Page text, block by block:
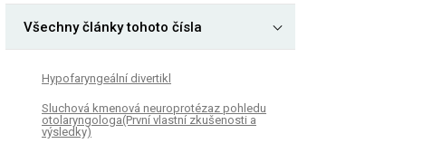
Všechny články tohoto čísla
Hypofaryngeální divertikl
Sluchová kmenová neuroprotézaz pohledu
otolaryngologa(První vlastní zkušenosti a
výsledky)